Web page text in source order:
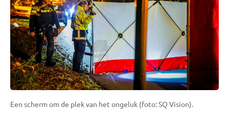
Een scherm om de plek van het ongeluk (foto: SQ Vision).